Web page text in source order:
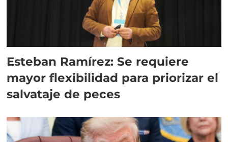
Esteban Ramírez: Se requiere
mayor flexibilidad para priorizar el
salvataje de peces